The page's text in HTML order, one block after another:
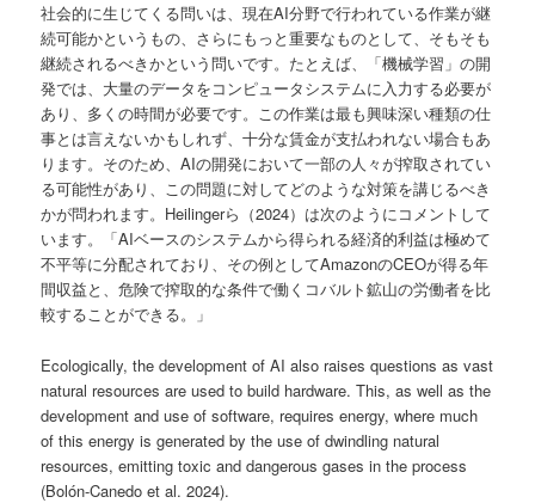
社会的に生じてくる問いは、現在AI分野で行われている作業が継
続可能かというもの、さらにもっと重要なものとして、そもそも
継続されるべきかという問いです。たとえば、「機械学習」の開
発では、大量のデータをコンピュータシステムに入力する必要が
あり、多くの時間が必要です。この作業は最も興味深い種類の仕
事とは言えないかもしれず、十分な賃金が支払われない場合もあ
ります。そのため、AIの開発において一部の人々が搾取されてい
る可能性があり、この問題に対してどのような対策を講じるべき
かが問われます。Heilingerら（2024）は次のようにコメントして
います。「AIベースのシステムから得られる経済的利益は極めて
不平等に分配されており、その例としてAmazonのCEOが得る年
間収益と、危険で搾取的な条件で働くコバルト鉱山の労働者を比
較することができる。」
Ecologically, the development of AI also raises questions as vast
natural resources are used to build hardware. This, as well as the
development and use of software, requires energy, where much
of this energy is generated by the use of dwindling natural
resources, emitting toxic and dangerous gases in the process
(Bolón-Canedo et al. 2024).